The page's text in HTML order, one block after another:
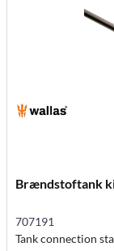
Brændstoftank
707191
Tank connection